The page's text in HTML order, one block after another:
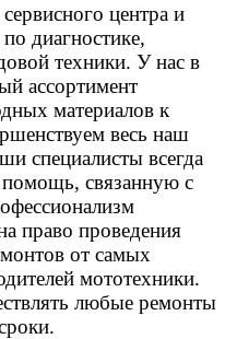
центра и
диагностике,
техники. У нас в
ассортимент
материалов к
весь наш
специалисты всегда
связанную с
право проведения
от самых
мототехники.
любые ремонты